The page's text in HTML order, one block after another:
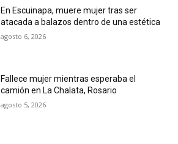
En Escuinapa, muere mujer tras ser
atacada a balazos dentro de una estética
agosto 6, 2026
Fallece mujer mientras esperaba el
camión en La Chalata, Rosario
agosto 5, 2026